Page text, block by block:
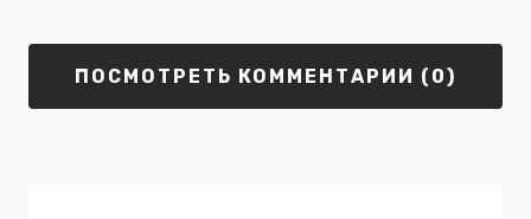
ПОСМОТРЕТЬ КОММЕНТАРИИ (0)